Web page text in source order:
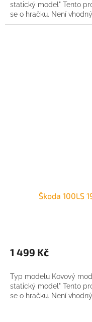
statický model" Tento
se o hračku. Není
Škoda 100LS
1 499 Kč
Typ modelu Kovový
statický model" Tento
se o hračku. Není